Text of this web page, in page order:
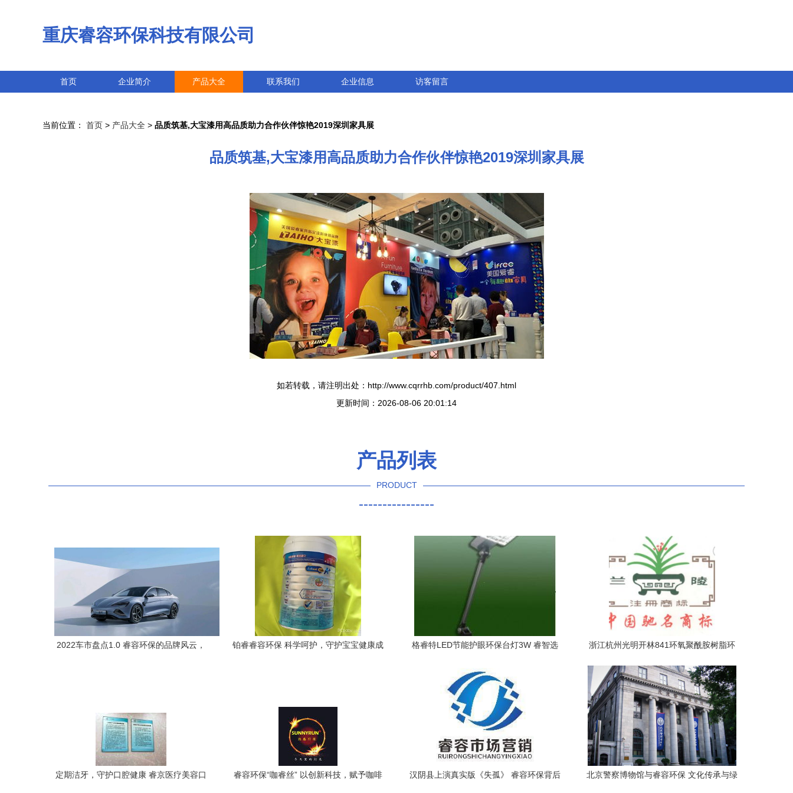
重庆睿容环保科技有限公司
首页 企业简介 产品大全 联系我们 企业信息 访客留言
当前位置： 首页 > 产品大全 > 品质筑基,大宝漆用高品质助力合作伙伴惊艳2019深圳家具展
品质筑基,大宝漆用高品质助力合作伙伴惊艳2019深圳家具展
如若转载，请注明出处：http://www.cqrrhb.com/product/407.html
更新时间：2026-08-06 20:01:14
产品列表
PRODUCT
----------------
2022车市盘点1.0 睿容环保的品牌风云，
铂睿睿容环保 科学呵护，守护宝宝健康成
格睿特LED节能护眼环保台灯3W 睿智选
浙江杭州光明开林841环氧聚酰胺树脂环
定期洁牙，守护口腔健康 睿京医疗美容口
睿容环保“咖睿丝” 以创新科技，赋予咖啡
汉阴县上演真实版《失孤》 睿容环保背后
北京警察博物馆与睿容环保 文化传承与绿